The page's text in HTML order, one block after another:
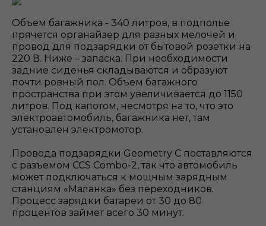
Объем багажника - 340 литров, в подполье
прячется органайзер для разных мелочей и
провод для подзарядки от бытовой розетки на
220 В. Ниже – запаска. При необходимости
задние сиденья складываются и образуют
почти ровный пол. Объем багажного
пространства при этом увеличивается до 1150
литров. Под капотом, несмотря на то, что это
электроавтомобиль, багажника нет, там
установлен электромотор.
Провода подзарядки Geometry С поставляются
с разъемом CCS Combo-2, так что автомобиль
может подключаться к мощным зарядным
станциям «Маланка» без переходников.
Процесс зарядки батареи от 30 до 80
процентов займет всего 30 минут.